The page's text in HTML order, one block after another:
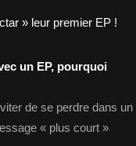
un EP, pourquoi
de se perdre dans un
« plus court »